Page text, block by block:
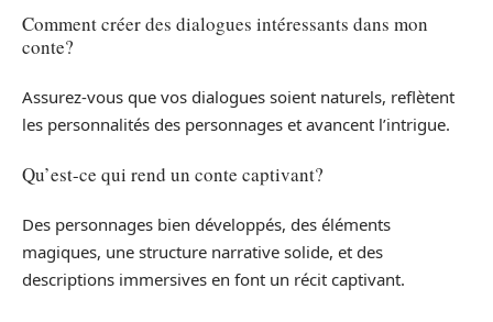
Comment créer des dialogues intéressants dans mon
conte?
Assurez-vous que vos dialogues soient naturels, reflètent
les personnalités des personnages et avancent l’intrigue.
Qu’est-ce qui rend un conte captivant?
Des personnages bien développés, des éléments
magiques, une structure narrative solide, et des
descriptions immersives en font un récit captivant.